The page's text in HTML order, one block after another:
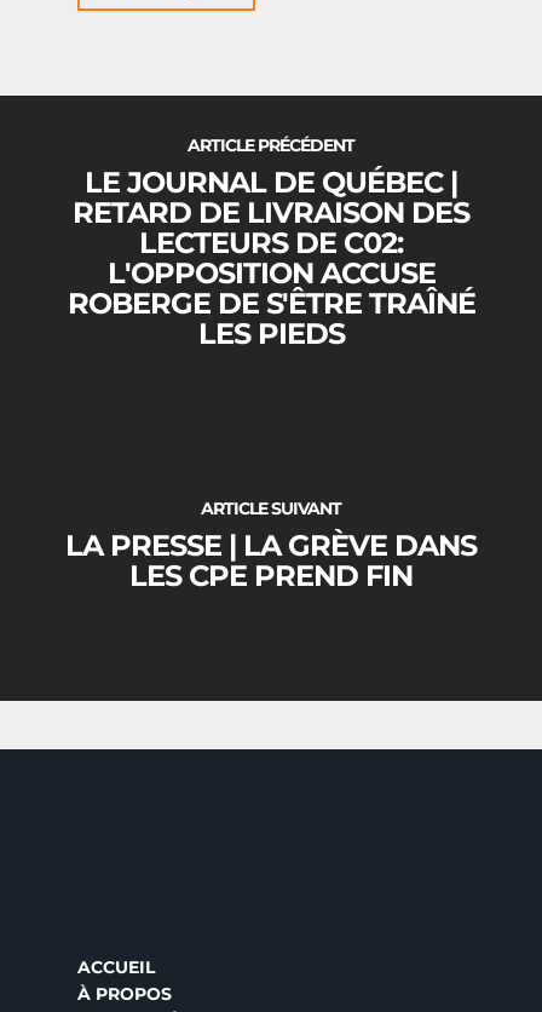
ARTICLE PRÉCÉDENT
LE JOURNAL DE QUÉBEC |
RETARD DE LIVRAISON DES
LECTEURS DE C02:
L'OPPOSITION ACCUSE
ROBERGE DE S'ÊTRE TRAÎNÉ
LES PIEDS
ARTICLE SUIVANT
LA PRESSE | LA GRÈVE DANS
LES CPE PREND FIN
ACCUEIL
À PROPOS